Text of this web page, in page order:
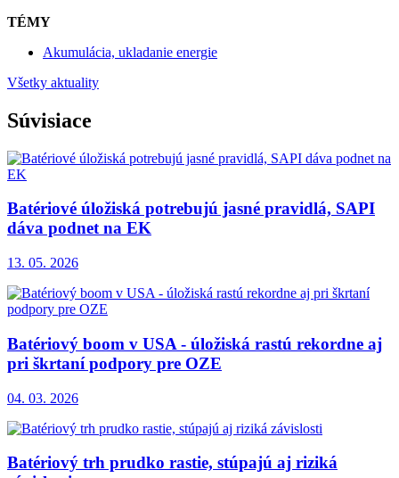
TÉMY
Akumulácia, ukladanie energie
Všetky aktuality
Súvisiace
Batériové úložiská potrebujú jasné pravidlá, SAPI
dáva podnet na EK
13. 05. 2026
Batériový boom v USA - úložiská rastú rekordne aj
pri škrtaní podpory pre OZE
04. 03. 2026
Batériový trh prudko rastie, stúpajú aj riziká